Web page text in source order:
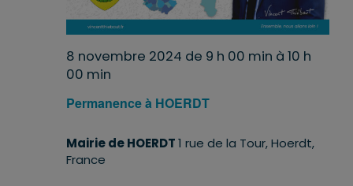
Permanence à HOERDT
8 novembre 2024 de 9 h 00 min à 10 h
00 min
Mairie de HOERDT1 rue de la Tour, Hoerdt,
France